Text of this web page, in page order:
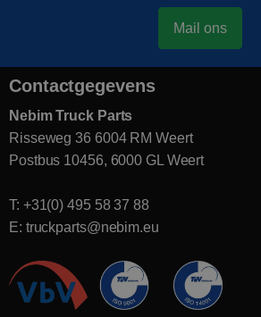
Mail ons
Contactgegevens
Nebim Truck Parts
Risseweg 36 6004 RM Weert
Postbus 10456, 6000 GL Weert
T: +31(0) 495 58 37 88
E: truckparts@nebim.eu